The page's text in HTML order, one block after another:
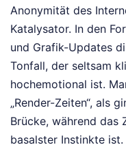
Anonymität des
Katalysator. In den
und Grafik-Updates
Tonfall, der seltsam
hochemotional ist.
„Render-Zeiten“, als
Brücke, während das
basalster Instinkte